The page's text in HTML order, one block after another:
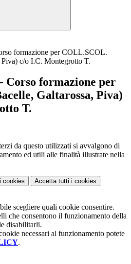
formazione per COLL.SCOL.
Piva) c/o I.C. Montegrotto T.
Corso formazione per
Galtarossa, Piva)
T.
da questo utilizzati si avvalgono di
ed utili alle finalità illustrate nella
i cookies Accetta tutti i cookies
scegliere quali cookie consentire.
che consentono il funzionamento della
disabilitarli.
necessari al funzionamento potete
.